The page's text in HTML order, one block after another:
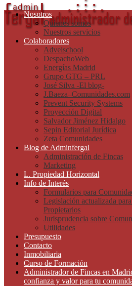
Nosotros
Quienes somos
Nuestros servicios
Colaboradores
Adveischool
DespachoWeb
Energías Madrid
Grupo GTG – PRL
José Silva -El blog-
J.Baeza–Comunidades.com
Prevent Security Systems
Proyección Digital
Salvador Jiménez Hidalgo
Sepin Editorial Jurídica
Zeta Comunidades
Blog de Adminfergal
Administración de Fincas
Marketing
L. Propiedad Horizontal
Info de Interés
Formularios para
Legislación actualizada
Propietarios
Jurisprudencia sobre
Utilidades
Presupuesto
Contacto
Inmobiliaria
Curso de Formación
Administrador de Fincas en
confianza y valor para tu